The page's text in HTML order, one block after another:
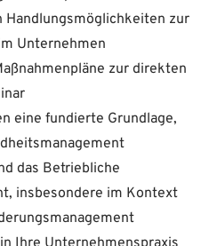
Handlungsmöglichkeiten zur
Unternehmen
zur direkten
eine fundierte Grundlage,
das Betriebliche
insbesondere im Kontext